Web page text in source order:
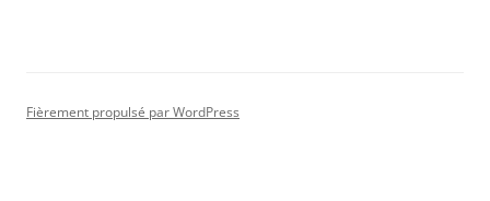
Fièrement propulsé par WordPress